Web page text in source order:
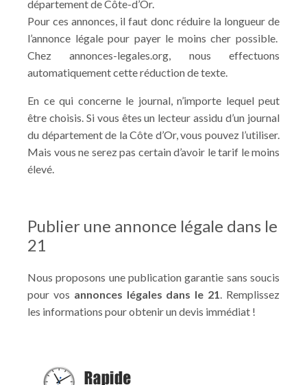
département de Côte-d’Or.
Pour ces annonces, il faut donc réduire la longueur de
l’annonce légale pour payer le moins cher possible.
Chez annonces-legales.org, nous effectuons
automatiquement cette réduction de texte.
En ce qui concerne le journal, n’importe lequel peut
être choisis. Si vous êtes un lecteur assidu d’un journal
du département de la Côte d’Or, vous pouvez l’utiliser.
Mais vous ne serez pas certain d’avoir le tarif le moins
élevé.
Publier une annonce légale dans le
21
Nous proposons une publication garantie sans soucis
pour vos annonces légales dans le 21. Remplissez
les informations pour obtenir un devis immédiat !